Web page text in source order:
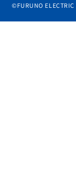
©FURUNO